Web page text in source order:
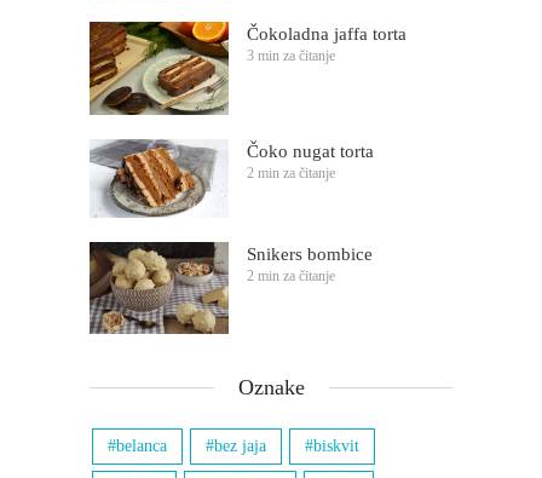
Čokoladna jaffa torta
3 min za čitanje
Čoko nugat torta
2 min za čitanje
Snikers bombice
2 min za čitanje
Oznake
belanca bez jaja biskvit